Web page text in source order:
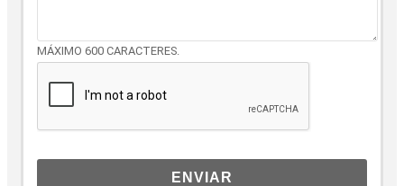
MÁXIMO 600 CARACTERES.
ENVIAR